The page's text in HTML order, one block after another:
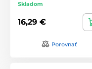
Skladom
16,29 €
Porovnať